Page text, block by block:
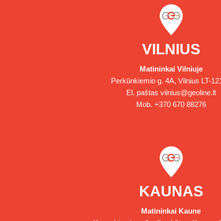
VILNIUS
Matininkai Vilniuje
Perkūnkiemio g. 4A, Vilnius LT-
El. paštas vilnius@geoline.lt
Mob. +370 670 88276
KAUNAS
Matininkai Kaune